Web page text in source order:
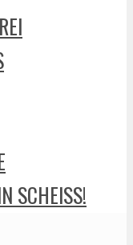
SCHEISS!